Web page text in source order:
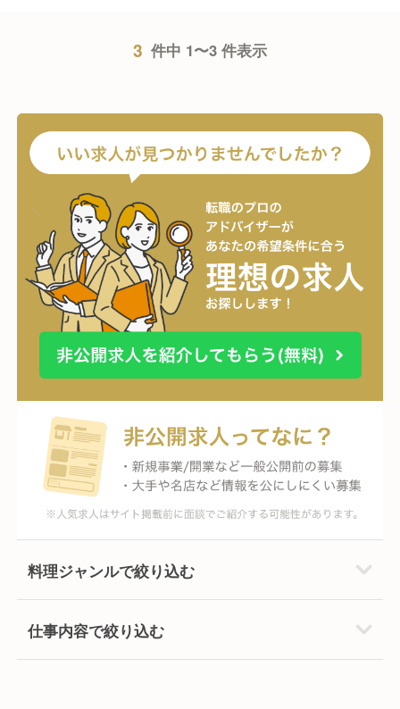
3 件中 1〜3 件表示
料理ジャンルで絞り込む
仕事内容で絞り込む